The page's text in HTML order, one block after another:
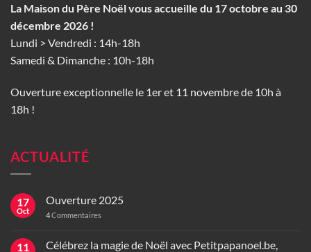
La Maison du Père Noël vous accueille du 17 octobre au 30
décembre 2026 !
Lundi > Vendredi : 14h-18h
Samedi & Dimanche : 10h-18h
Ouverture exceptionnelle le 1er et 11 novembre de 10h à
18h !
ACTUALITÉ
17
Oct
Ouverture 2025
4Commentaires
11
Célébrez la magie de Noël avec Petitpapanoel.be,